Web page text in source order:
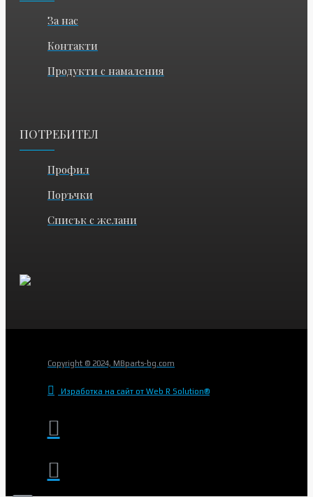
За нас
Контакти
Продукти с намаления
ПОТРЕБИТЕЛ
Профил
Поръчки
Списък с желани
Copyright © 2024, MBparts-bg.com
Изработка на сайт от Web R Solution®